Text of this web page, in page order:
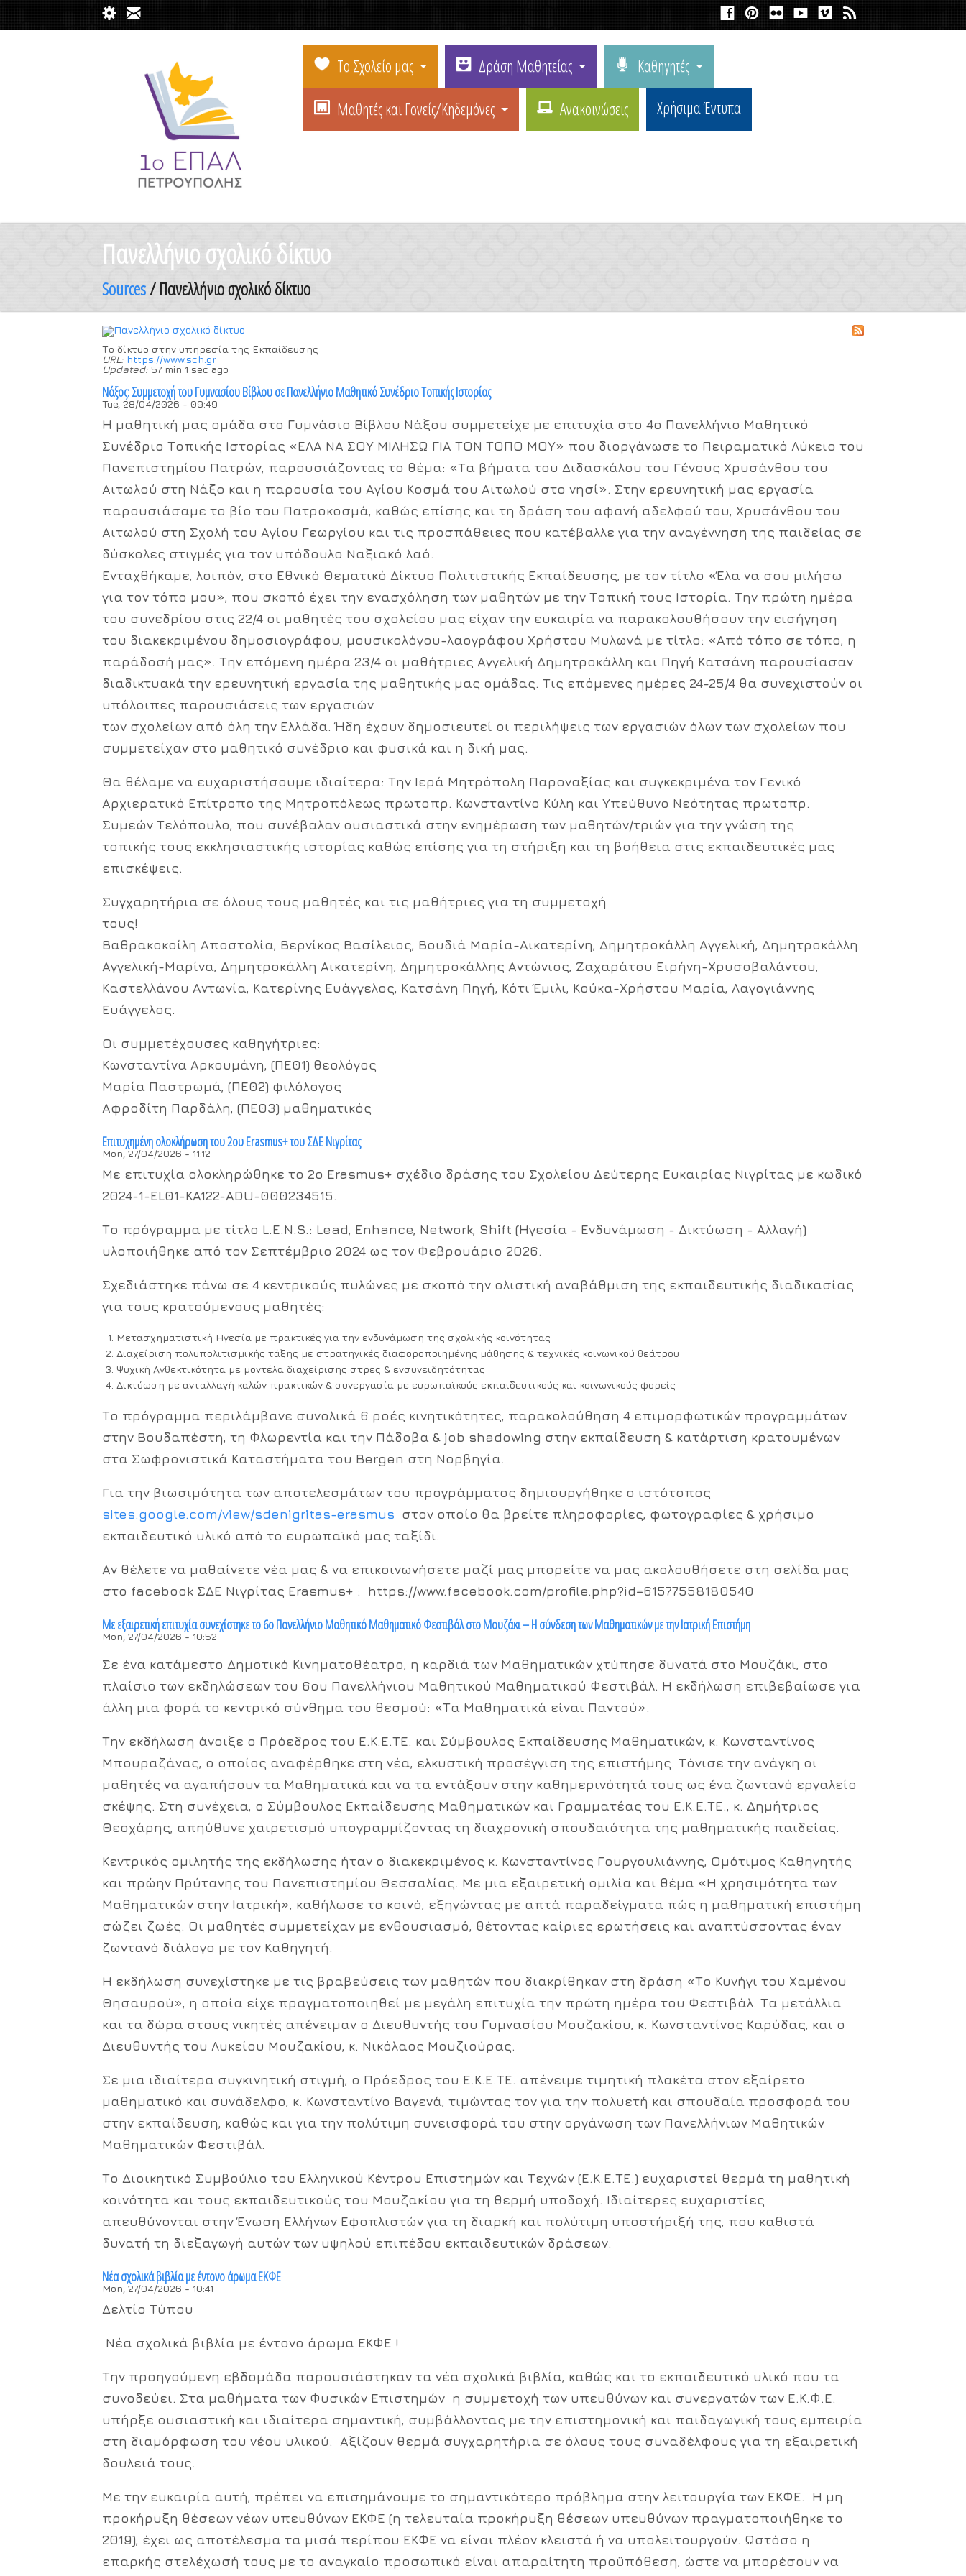
Το Σχολείο μας Δράση Μαθητείας
Καθηγητές
Μαθητές και Γονείς/Κηδεμόνες
Ανακοινώσεις Χρήσιμα Έντυπα
Πανελλήνιο σχολικό δίκτυο
Sources/ Πανελλήνιο σχολικό δίκτυο
Το δίκτυο στην υπηρεσία της Εκπαίδευσης
URL: https://www.sch.gr
Updated: 57 min 1 sec ago
Νάξος: Συμμετοχή του Γυμνασίου Βίβλου σε Πανελλήνιο Μαθητικό Συνέδριο Τοπικής Ιστορίας
Tue, 28/04/2026 - 09:49
Η μαθητική μας ομάδα στο Γυμνάσιο Βίβλου Νάξου συμμετείχε με επιτυχία στο 4ο Πανελλήνιο Μαθητικό
Συνέδριο Τοπικής Ιστορίας «ΕΛΑ ΝΑ ΣΟΥ ΜΙΛΗΣΩ ΓΙΑ ΤΟΝ ΤΟΠΟ ΜΟΥ» που διοργάνωσε το Πειραματικό Λύκειο του
Πανεπιστημίου Πατρών, παρουσιάζοντας το θέμα: «Τα βήματα του Διδασκάλου του Γένους Χρυσάνθου του
Αιτωλού στη Νάξο και η παρουσία του Αγίου Κοσμά του Αιτωλού στο νησί». Στην ερευνητική μας εργασία
παρουσιάσαμε το βίο του Πατροκοσμά, καθώς επίσης και τη δράση του αφανή αδελφού του, Χρυσάνθου του
Αιτωλού στη Σχολή του Αγίου Γεωργίου και τις προσπάθειες που κατέβαλλε για την αναγέννηση της παιδείας σε
δύσκολες στιγμές για τον υπόδουλο Ναξιακό λαό.
Ενταχθήκαμε, λοιπόν, στο Εθνικό Θεματικό Δίκτυο Πολιτιστικής Εκπαίδευσης, με τον τίτλο «Έλα να σου μιλήσω
για τον τόπο μου», που σκοπό έχει την ενασχόληση των μαθητών με την Τοπική τους Ιστορία. Την πρώτη ημέρα
του συνεδρίου στις 22/4 οι μαθητές του σχολείου μας είχαν την ευκαιρία να παρακολουθήσουν την εισήγηση
του διακεκριμένου δημοσιογράφου, μουσικολόγου-λαογράφου Χρήστου Μυλωνά με τίτλο: «Από τόπο σε τόπο, η
παράδοσή μας». Την επόμενη ημέρα 23/4 οι μαθήτριες Αγγελική Δημητροκάλλη και Πηγή Κατσάνη παρουσίασαν
διαδικτυακά την ερευνητική εργασία της μαθητικής μας ομάδας. Τις επόμενες ημέρες 24-25/4 θα συνεχιστούν οι
υπόλοιπες παρουσιάσεις των εργασιών
των σχολείων από όλη την Ελλάδα. Ήδη έχουν δημοσιευτεί οι περιλήψεις των εργασιών όλων των σχολείων που
συμμετείχαν στο μαθητικό συνέδριο και φυσικά και η δική μας.
Θα θέλαμε να ευχαριστήσουμε ιδιαίτερα: Την Ιερά Μητρόπολη Παροναξίας και συγκεκριμένα τον Γενικό
Αρχιερατικό Επίτροπο της Μητροπόλεως πρωτοπρ. Κωνσταντίνο Κύλη και Υπεύθυνο Νεότητας πρωτοπρ.
Συμεών Τελόπουλο, που συνέβαλαν ουσιαστικά στην ενημέρωση των μαθητών/τριών για την γνώση της
τοπικής τους εκκλησιαστικής ιστορίας καθώς επίσης για τη στήριξη και τη βοήθεια στις εκπαιδευτικές μας
επισκέψεις.
Συγχαρητήρια σε όλους τους μαθητές και τις μαθήτριες για τη συμμετοχή
τους!
Βαθρακοκοίλη Αποστολία, Βερνίκος Βασίλειος, Βουδιά Μαρία-Αικατερίνη, Δημητροκάλλη Αγγελική, Δημητροκάλλη
Αγγελική-Μαρίνα, Δημητροκάλλη Αικατερίνη, Δημητροκάλλης Αντώνιος, Ζαχαράτου Ειρήνη-Χρυσοβαλάντου,
Καστελλάνου Αντωνία, Κατερίνης Ευάγγελος, Κατσάνη Πηγή, Κότι Έμιλι, Κούκα-Χρήστου Μαρία, Λαγογιάννης
Ευάγγελος.
Οι συμμετέχουσες καθηγήτριες:
Κωνσταντίνα Αρκουμάνη, (ΠΕ01) θεολόγος
Μαρία Παστρωμά, (ΠΕ02) φιλόλογος
Αφροδίτη Παρδάλη, (ΠΕ03) μαθηματικός
Επιτυχημένη ολοκλήρωση του 2ου Erasmus+ του ΣΔΕ Νιγρίτας
Mon, 27/04/2026 - 11:12
Με επιτυχία ολοκληρώθηκε το 2ο Erasmus+ σχέδιο δράσης του Σχολείου Δεύτερης Ευκαιρίας Νιγρίτας με κωδικό
2024-1-EL01-KA122-ADU-000234515.
Το πρόγραμμα με τίτλο L.E.N.S.: Lead, Enhance, Network, Shift (Ηγεσία - Ενδυνάμωση - Δικτύωση - Αλλαγή)
υλοποιήθηκε από τον Σεπτέμβριο 2024 ως τον Φεβρουάριο 2026.
Σχεδιάστηκε πάνω σε 4 κεντρικούς πυλώνες με σκοπό την ολιστική αναβάθμιση της εκπαιδευτικής διαδικασίας
για τους κρατούμενους μαθητές:
Μετασχηματιστική Ηγεσία με πρακτικές για την ενδυνάμωση της σχολικής κοινότητας
Διαχείριση πολυπολιτισμικής τάξης με στρατηγικές διαφοροποιημένης μάθησης & τεχνικές κοινωνικού θεάτρου
Ψυχική Ανθεκτικότητα με μοντέλα διαχείρισης στρες & ενσυνειδητότητας
Δικτύωση με ανταλλαγή καλών πρακτικών & συνεργασία με ευρωπαϊκούς εκπαιδευτικούς και κοινωνικούς φορείς
Το πρόγραμμα περιλάμβανε συνολικά 6 ροές κινητικότητες, παρακολούθηση 4 επιμορφωτικών προγραμμάτων
στην Βουδαπέστη, τη Φλωρεντία και την Πάδοβα & job shadowing στην εκπαίδευση & κατάρτιση κρατουμένων
στα Σωφρονιστικά Καταστήματα του Bergen στη Νορβηγία.
Για την βιωσιμότητα των αποτελεσμάτων του προγράμματος δημιουργήθηκε ο ιστότοπος
sites.google.com/view/sdenigritas-erasmus στον οποίο θα βρείτε πληροφορίες, φωτογραφίες & χρήσιμο
εκπαιδευτικό υλικό από το ευρωπαϊκό μας ταξίδι.
Αν θέλετε να μαθαίνετε νέα μας & να επικοινωνήσετε μαζί μας μπορείτε να μας ακολουθήσετε στη σελίδα μας
στο facebook ΣΔΕ Νιγρίτας Erasmus+ : https://www.facebook.com/profile.php?id=61577558180540
Με εξαιρετική επιτυχία συνεχίστηκε το 6ο Πανελλήνιο Μαθητικό Μαθηματικό Φεστιβάλ στο Μουζάκι – Η σύνδεση των Μαθηματικών με την Ιατρική Επιστήμη
Mon, 27/04/2026 - 10:52
Σε ένα κατάμεστο Δημοτικό Κινηματοθέατρο, η καρδιά των Μαθηματικών χτύπησε δυνατά στο Μουζάκι, στο
πλαίσιο των εκδηλώσεων του 6ου Πανελλήνιου Μαθητικού Μαθηματικού Φεστιβάλ. Η εκδήλωση επιβεβαίωσε για
άλλη μια φορά το κεντρικό σύνθημα του θεσμού: «Τα Μαθηματικά είναι Παντού».
Την εκδήλωση άνοιξε ο Πρόεδρος του Ε.Κ.Ε.ΤΕ. και Σύμβουλος Εκπαίδευσης Μαθηματικών, κ. Κωνσταντίνος
Μπουραζάνας, ο οποίος αναφέρθηκε στη νέα, ελκυστική προσέγγιση της επιστήμης. Τόνισε την ανάγκη οι
μαθητές να αγαπήσουν τα Μαθηματικά και να τα εντάξουν στην καθημερινότητά τους ως ένα ζωντανό εργαλείο
σκέψης. Στη συνέχεια, ο Σύμβουλος Εκπαίδευσης Μαθηματικών και Γραμματέας του Ε.Κ.Ε.ΤΕ., κ. Δημήτριος
Θεοχάρης, απηύθυνε χαιρετισμό υπογραμμίζοντας τη διαχρονική σπουδαιότητα της μαθηματικής παιδείας.
Κεντρικός ομιλητής της εκδήλωσης ήταν ο διακεκριμένος κ. Κωνσταντίνος Γουργουλιάννης, Ομότιμος Καθηγητής
και πρώην Πρύτανης του Πανεπιστημίου Θεσσαλίας. Με μια εξαιρετική ομιλία και θέμα «Η χρησιμότητα των
Μαθηματικών στην Ιατρική», καθήλωσε το κοινό, εξηγώντας με απτά παραδείγματα πώς η μαθηματική επιστήμη
σώζει ζωές. Οι μαθητές συμμετείχαν με ενθουσιασμό, θέτοντας καίριες ερωτήσεις και αναπτύσσοντας έναν
ζωντανό διάλογο με τον Καθηγητή.
Η εκδήλωση συνεχίστηκε με τις βραβεύσεις των μαθητών που διακρίθηκαν στη δράση «Το Κυνήγι του Χαμένου
Θησαυρού», η οποία είχε πραγματοποιηθεί με μεγάλη επιτυχία την πρώτη ημέρα του Φεστιβάλ. Τα μετάλλια
και τα δώρα στους νικητές απένειμαν ο Διευθυντής του Γυμνασίου Μουζακίου, κ. Κωνσταντίνος Καρύδας, και ο
Διευθυντής του Λυκείου Μουζακίου, κ. Νικόλαος Μουζιούρας.
Σε μια ιδιαίτερα συγκινητική στιγμή, ο Πρόεδρος του Ε.Κ.Ε.ΤΕ. απένειμε τιμητική πλακέτα στον εξαίρετο
μαθηματικό και συνάδελφο, κ. Κωνσταντίνο Βαγενά, τιμώντας τον για την πολυετή και σπουδαία προσφορά του
στην εκπαίδευση, καθώς και για την πολύτιμη συνεισφορά του στην οργάνωση των Πανελλήνιων Μαθητικών
Μαθηματικών Φεστιβάλ.
Το Διοικητικό Συμβούλιο του Ελληνικού Κέντρου Επιστημών και Τεχνών (Ε.Κ.Ε.ΤΕ.) ευχαριστεί θερμά τη μαθητική
κοινότητα και τους εκπαιδευτικούς του Μουζακίου για τη θερμή υποδοχή. Ιδιαίτερες ευχαριστίες
απευθύνονται στην Ένωση Ελλήνων Εφοπλιστών για τη διαρκή και πολύτιμη υποστήριξή της, που καθιστά
δυνατή τη διεξαγωγή αυτών των υψηλού επιπέδου εκπαιδευτικών δράσεων.
Νέα σχολικά βιβλία με έντονο άρωμα ΕΚΦΕ
Mon, 27/04/2026 - 10:41
Δελτίο Τύπου
Νέα σχολικά βιβλία με έντονο άρωμα ΕΚΦΕ !
Την προηγούμενη εβδομάδα παρουσιάστηκαν τα νέα σχολικά βιβλία, καθώς και το εκπαιδευτικό υλικό που τα
συνοδεύει. Στα μαθήματα των Φυσικών Επιστημών η συμμετοχή των υπευθύνων και συνεργατών των Ε.Κ.Φ.Ε.
υπήρξε ουσιαστική και ιδιαίτερα σημαντική, συμβάλλοντας με την επιστημονική και παιδαγωγική τους εμπειρία
στη διαμόρφωση του νέου υλικού. Αξίζουν θερμά συγχαρητήρια σε όλους τους συναδέλφους για τη εξαιρετική
δουλειά τους.
Με την ευκαιρία αυτή, πρέπει να επισημάνουμε το σημαντικότερο πρόβλημα στην λειτουργία των ΕΚΦΕ. Η μη
προκήρυξη θέσεων νέων υπευθύνων ΕΚΦΕ (η τελευταία προκήρυξη θέσεων υπευθύνων πραγματοποιήθηκε το
2019), έχει ως αποτέλεσμα τα μισά περίπου ΕΚΦΕ να είναι πλέον κλειστά ή να υπολειτουργούν. Ωστόσο η
επαρκής στελέχωσή τους με το αναγκαίο προσωπικό είναι απαραίτητη προϋπόθεση, ώστε να μπορέσουν να